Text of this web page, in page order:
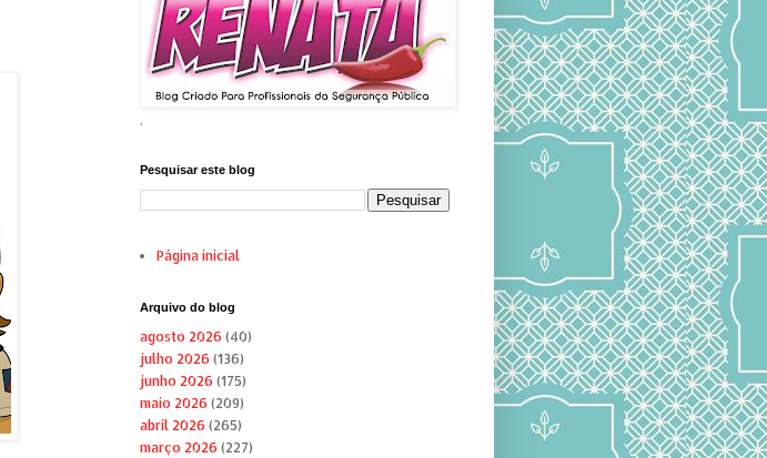
.
Pesquisar este blog
Página inicial
Arquivo do blog
agosto 2026 (40)
julho 2026 (136)
junho 2026 (175)
maio 2026 (209)
abril 2026 (265)
março 2026 (227)